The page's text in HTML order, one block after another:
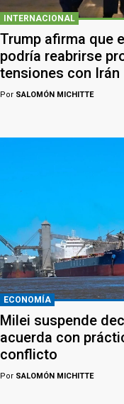
INTERNACIONAL
Trump afirma que
podría reabrirse
tensiones con Irán
Por SALOMÓN MICHITTE
ECONOMÍA
Milei suspende
acuerda con
conflicto
Por SALOMÓN MICHITTE